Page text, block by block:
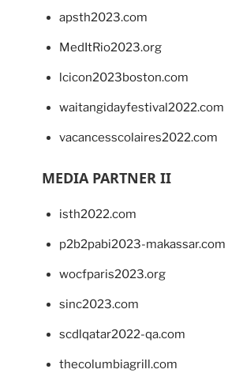
apsth2023.com
MedItRio2023.org
lcicon2023boston.com
waitangidayfestival2022.com
vacancesscolaires2022.com
MEDIA PARTNER II
isth2022.com
p2b2pabi2023-makassar.com
wocfparis2023.org
sinc2023.com
scdlqatar2022-qa.com
thecolumbiagrill.com